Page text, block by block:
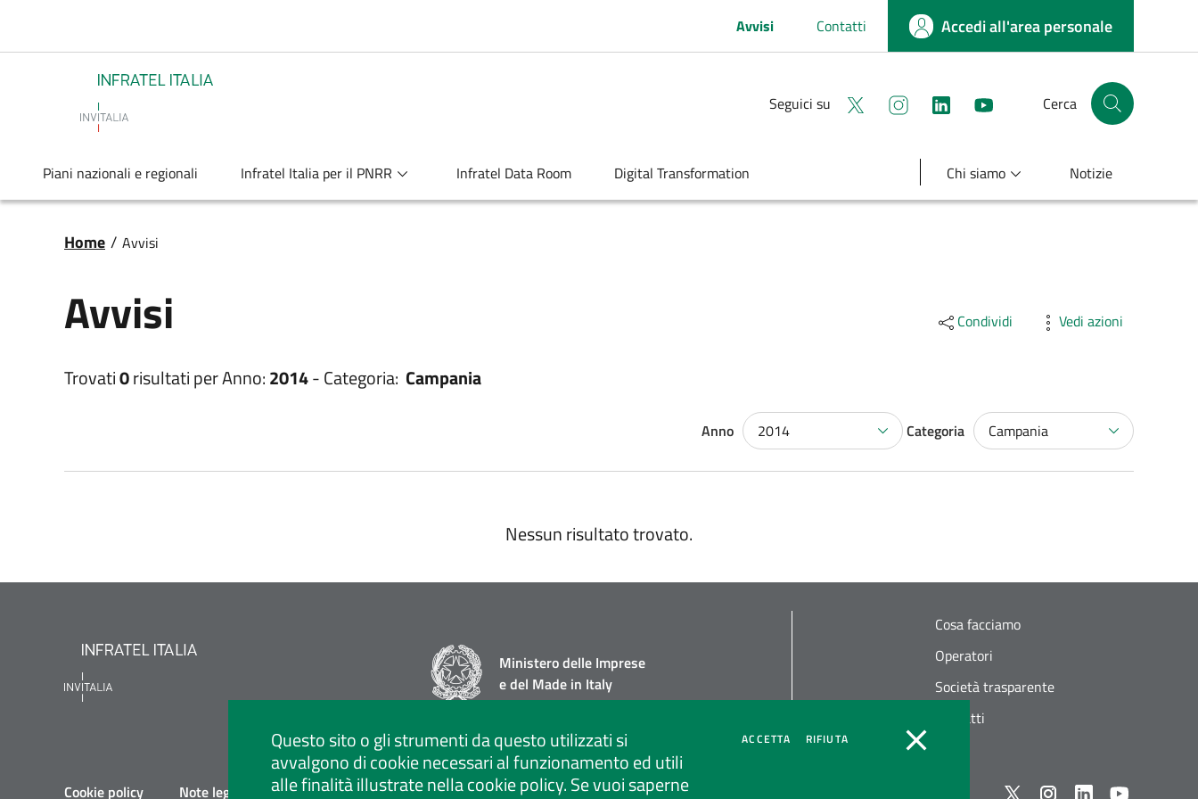
Avvisi Contatti Accedi all'area personale
Infratel Seguici su Seguici su XSeguici su instagram
linkedin youtubeCerca Cerca nel sito
Piani nazionali e regionali Infratel Italia per il PNRR Infratel Data Room Digital Transformation Chi siamo Notizie
Briciole di pane
Home / Avvisi
Avvisi Condividi Vedi azioni
Trovati0risultati perAnno:2014-Categoria: Campania
Anno 2014 Categoria Campania
Nessun risultato trovato.
Questo sito o gli strumenti da questo utilizzati si
avvalgono di cookie necessari al funzionamento ed utili
alle finalità illustrate nella cookie policy. Se vuoi saperne
ACCETTA COOKIES
RIFIUTACOOKIES
Ministero delle Imprese
e del Made in Italy
Cosa facciamo
Operatori
Società trasparente
Contatti
Cookie policy Note legali Privacy policy Social media policy Privacy policy call center Seguici su Xinstagram
linkedin